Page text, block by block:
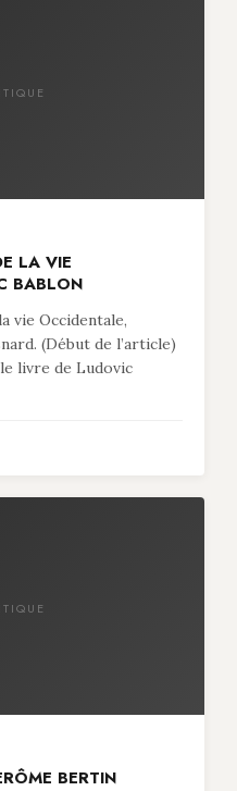
LA VIE
BABLON
vie Occidentale,
(Début de l’article)
livre de Ludovic
BERTIN